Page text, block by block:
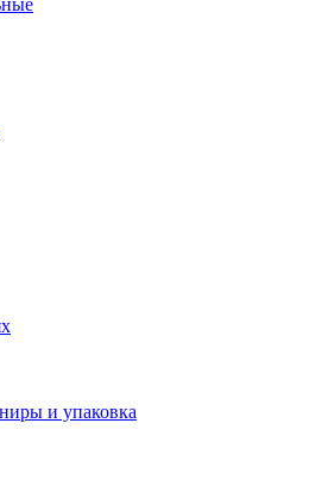
и упаковка